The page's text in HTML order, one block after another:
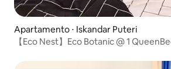
Apartamento ⋅ Iskandar Puteri
【Eco Nest】Eco Botanic @ 1